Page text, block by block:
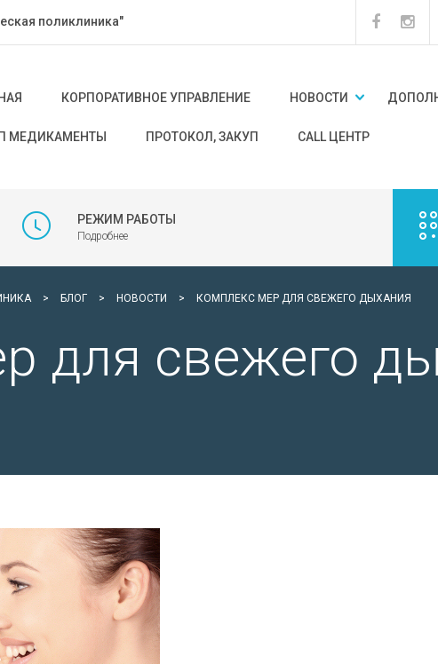
поликлиника"
КОРПОРАТИВНОЕ УПРАВЛЕНИЕ НОВОСТИ
МЕДИКАМЕНТЫ ПРОТОКОЛ, ЗАКУП CALL ЦЕНТР
РЕЖИМ РАБОТЫ
Подробнее
> БЛОГ > НОВОСТИ > КОМПЛЕКС МЕР ДЛЯ СВЕЖЕГО ДЫХАНИЯ
для свежего